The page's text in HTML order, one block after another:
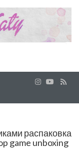
распаковка
game unboxing